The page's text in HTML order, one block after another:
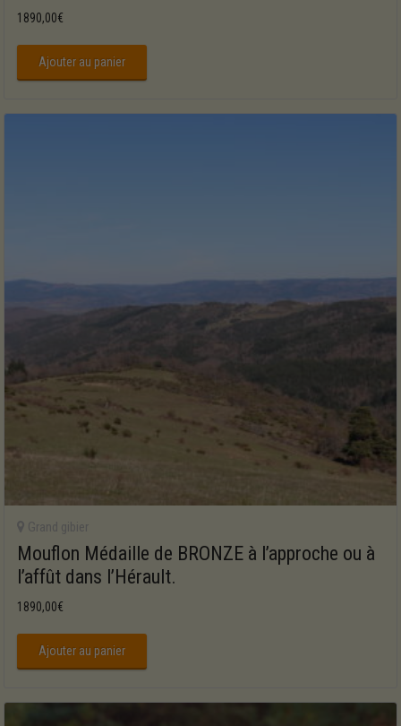
1890,00€
Ajouter au panier
Grand gibier
Mouflon Médaille de BRONZE à l’approche ou à
l’affût dans l’Hérault.
1890,00€
Ajouter au panier